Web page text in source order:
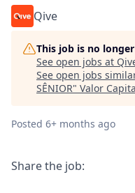
Qive
This job is no
See open jobs at
See open jobs
SÊNIOR" Valor
Posted 6+ months ago
Share the job: